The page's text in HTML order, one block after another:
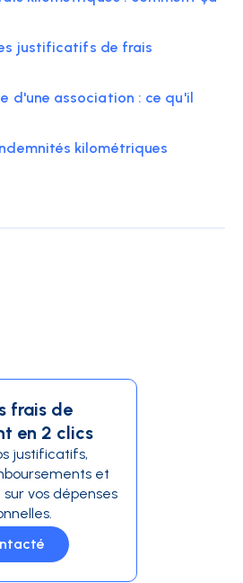
justificatifs de frais
d'une association : ce qu'il
kilométriques
frais de
en 2 clics
justificatifs,
et
vos dépenses